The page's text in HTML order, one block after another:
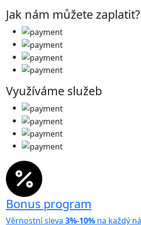
Jak nám můžete zaplatit?
Využíváme služeb
Bonus program
Věrnostní sleva 3%-10% na každý